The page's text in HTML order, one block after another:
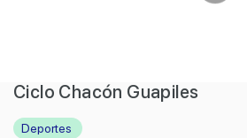
Ciclo Chacón Guapiles
Deportes